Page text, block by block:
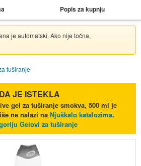
Popis za kupnju
je automatski. Ako nije točna,
tuširanje
JE ISTEKLA
gel za tuširanje smokva, 500 ml je
ne nalazi na Njuškalo katalozima.
Gelovi za tuširanje